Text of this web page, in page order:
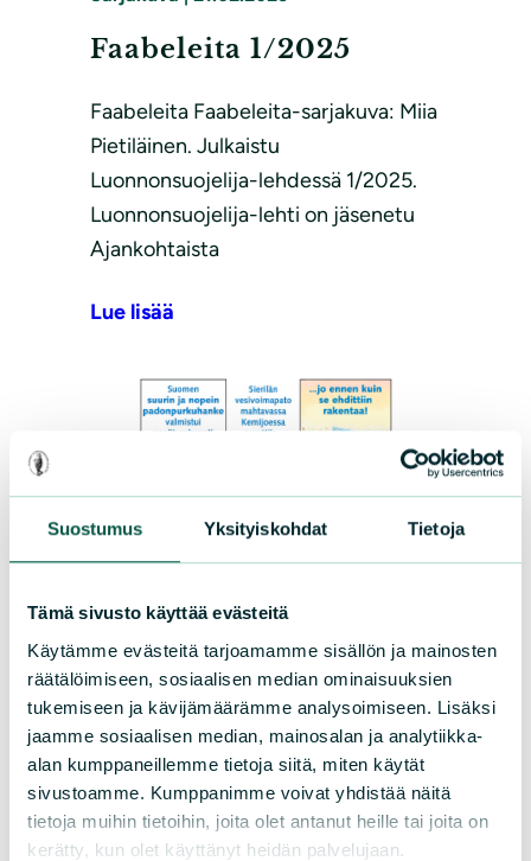
Suostumus Yksityiskohdat Tietoja
Tämä sivusto käyttää evästeitä
Käytämme evästeitä tarjoamamme sisällön ja mainosten
räätälöimiseen, sosiaalisen median ominaisuuksien
tukemiseen ja kävijämäärämme analysoimiseen. Lisäksi
jaamme sosiaalisen median, mainosalan ja analytiikka-
alan kumppaneillemme tietoja siitä, miten käytät
sivustoamme. Kumppanimme voivat yhdistää näitä
tietoja muihin tietoihin, joita olet antanut heille tai joita on
kerätty, kun olet käyttänyt heidän palvelujaan.
Faabeleita 1/2025
Faabeleita Faabeleita-sarjakuva: Miia
Pietiläinen. Julkaistu
Luonnonsuojelija-lehdessä 1/2025.
Luonnonsuojelija-lehti on jäsenetu
Ajankohtaista
Lue lisää
Sarjakuva
Muikku 1/2024
Muikku Muikku-pilapiirros: Seppo
Leinonen. Julkaistu
Luonnonsuojelija-lehdessä 1/2024.
Luonnonsuojelija-lehti on jäsenetu
Ajankohtaista